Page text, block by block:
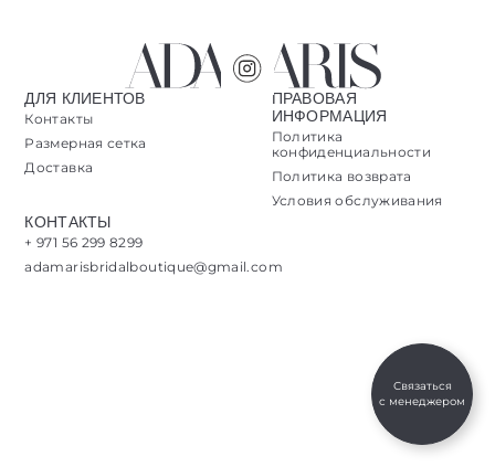
ДЛЯ КЛИЕНТОВ
Контакты
Размерная сетка
Доставка
ПРАВОВАЯ
ИНФОРМАЦИЯ
Политика
конфиденциальности
Политика возврата
Условия обслуживания
КОНТАКТЫ
+ 971 56 299 8299
adamarisbridalboutique@gmail.com
Связаться
с менеджером